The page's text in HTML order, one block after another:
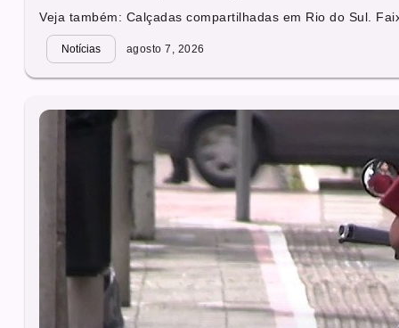
Veja também: Calçadas compartilhadas em Rio do Sul.
Notícias agosto 7, 2026